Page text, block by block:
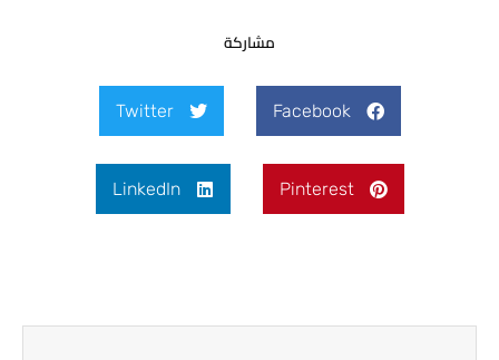
مشاركة
Facebook
Twitter
Pinterest
LinkedIn